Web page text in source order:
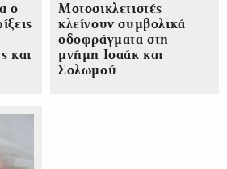
ο
και
Μοτοσικλετιστές
κλείνουν συμβολικά
οδοφράγματα στη
μνήμη Ισαάκ και
Σολωμού